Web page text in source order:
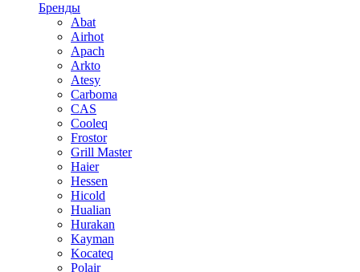
Бренды
Abat
Airhot
Apach
Arkto
Atesy
Carboma
CAS
Cooleq
Frostor
Grill Master
Haier
Hessen
Hicold
Hualian
Hurakan
Kayman
Kocateq
Polair